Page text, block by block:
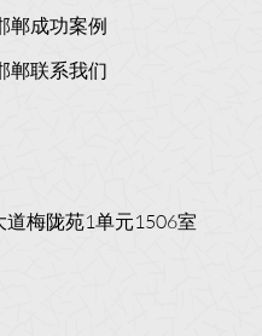
郸成功案例
郸联系我们
梅陇苑1单元1506室